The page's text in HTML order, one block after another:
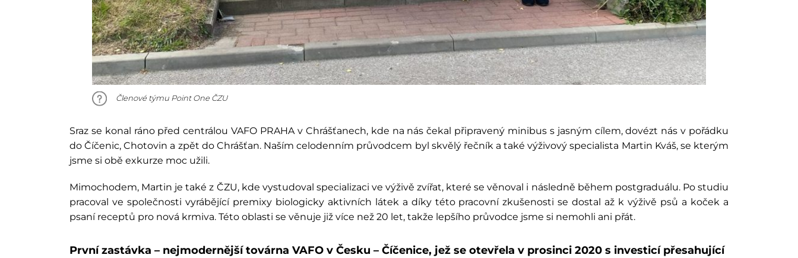
Členové týmu Point One ČZU
Sraz se konal ráno před centrálou VAFO PRAHA v Chrášťanech, kde na nás čekal připravený minibus s jasným cílem, dovézt nás v pořádku
do Číčenic, Chotovin a zpět do Chrášťan. Naším celodenním průvodcem byl skvělý řečník a také výživový specialista Martin Kváš, se kterým
jsme si obě exkurze moc užili.
Mimochodem, Martin je také z ČZU, kde vystudoval specializaci ve výživě zvířat, které se věnoval i následně během postgraduálu. Po studiu
pracoval ve společnosti vyrábějící premixy biologicky aktivních látek a díky této pracovní zkušenosti se dostal až k výživě psů a koček a
psaní receptů pro nová krmiva. Této oblasti se věnuje již více než 20 let, takže lepšího průvodce jsme si nemohli ani přát.
První zastávka – nejmodernější továrna VAFO v Česku – Číčenice, jež se otevřela v prosinci 2020 s investicí přesahující